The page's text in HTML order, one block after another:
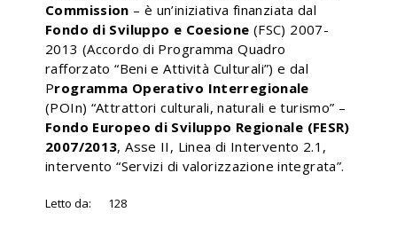
Commission – è un’iniziativa finanziata dal
Fondo di Sviluppo e Coesione (FSC) 2007-
2013 (Accordo di Programma Quadro
rafforzato “Beni e Attività Culturali”) e dal
Programma Operativo Interregionale
(POIn) “Attrattori culturali, naturali e turismo” –
Fondo Europeo di Sviluppo Regionale (FESR)
2007/2013, Asse II, Linea di Intervento 2.1,
intervento “Servizi di valorizzazione integrata”.
Letto da: 128